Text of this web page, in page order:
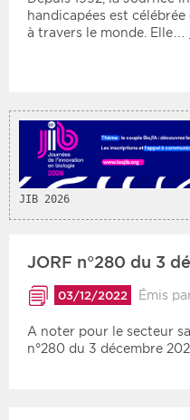
Protection sociale
Sanitaire
Médico-social
Choisir une date de début
Choisir une
handicapées est
à travers le monde. Elle…
JIB 2026
JORF n°280 du 3
03/12/2022 Émis
A noter pour le secteur
n°280 du 3 décembre